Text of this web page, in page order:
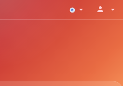
arrow_drop_down person arrow_drop_down